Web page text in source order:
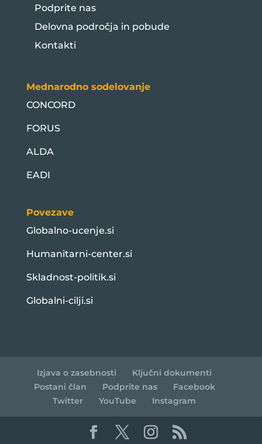
Podprite nas
Delovna področja in pobude
Kontakti
Mednarodno sodelovanje
CONCORD
FORUS
ALDA
EADI
Povezave
Globalno-ucenje.si
Humanitarni-center.si
Skladnost-politik.si
Globalni-cilji.si
Izjava o zasebnosti
Ključni dokumenti
Postani član
Podprite nas
Facebook
Twitter
YouTube Instagram